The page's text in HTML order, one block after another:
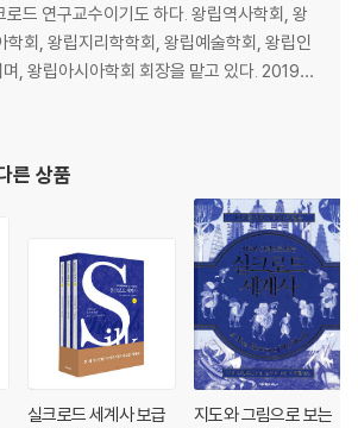
로드 연구교수이기도 하다. 왕립역사학회, 왕
학회, 왕립지리학학회, 왕립예술학회, 왕립인
, 왕립아시아학회 회장을 맡고 있다. 2019년
정한 ‘세계 50대 사상가’에 들었고, 여러 매체에
한 역사가’, ‘역사학계의 록스타’ 등으로 평가
, 기후·천연자원·연결성의 역사
른 상품
실크로드 세계사 보급
지도와 그림으로 보는